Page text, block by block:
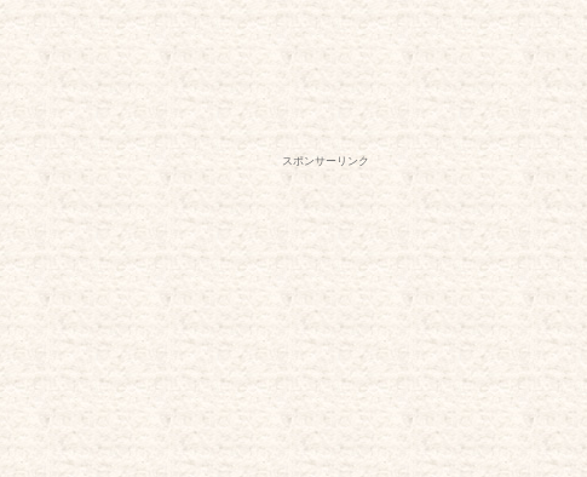
スポンサーリンク